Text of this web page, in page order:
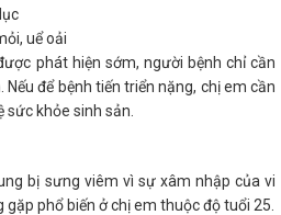
uể oải
phát hiện sớm, người bệnh chỉ cần
để bệnh tiến triển nặng, chị em cần
sức khỏe sinh sản.
bị sưng viêm vì sự xâm nhập của vi
phổ biến ở chị em thuộc độ tuổi 25.